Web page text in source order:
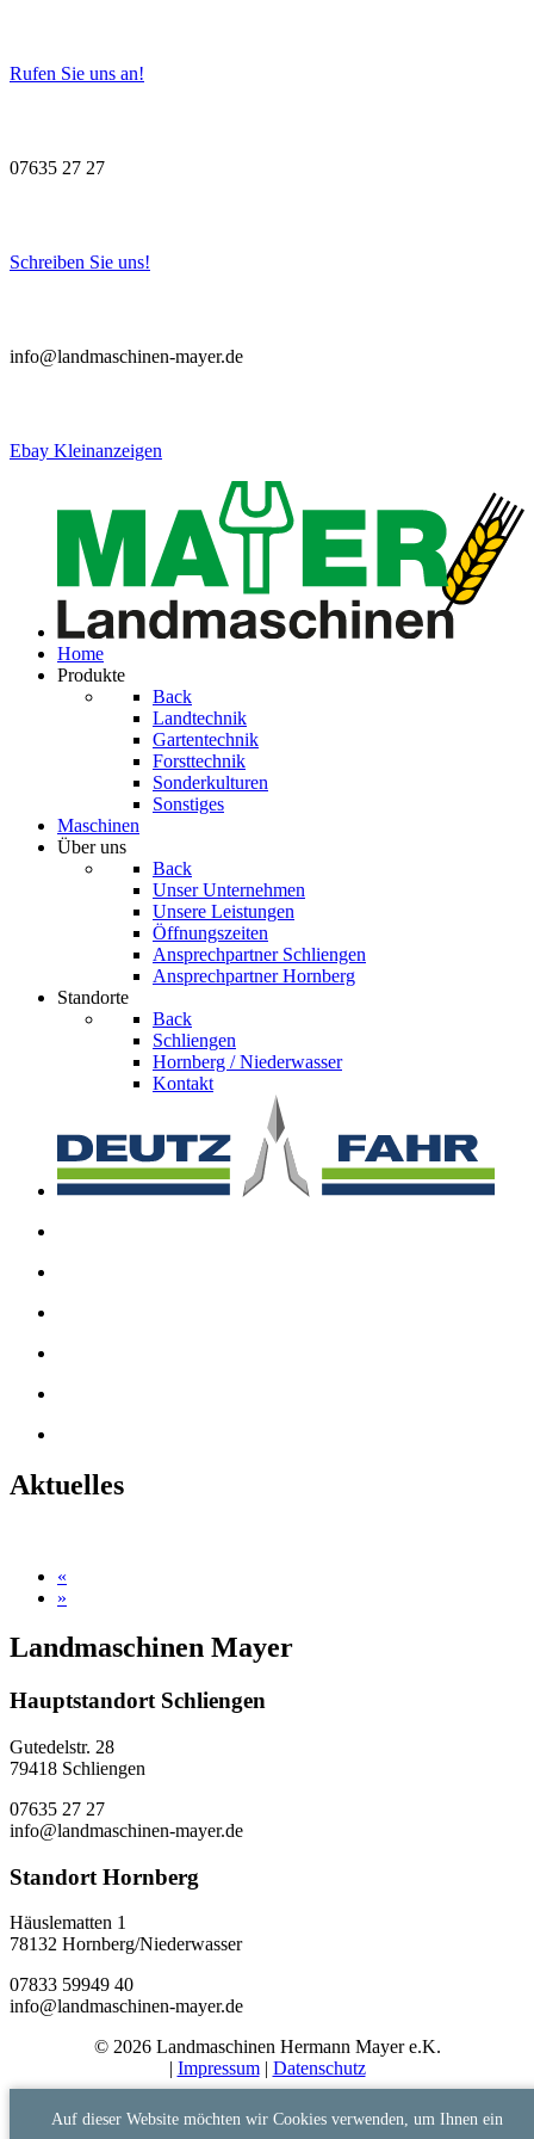
Rufen Sie uns an!
07635 27 27
Schreiben Sie uns!
info@landmaschinen-mayer.de
Ebay Kleinanzeigen
Home
Produkte
Back
Landtechnik
Gartentechnik
Forsttechnik
Sonderkulturen
Sonstiges
Maschinen
Über uns
Back
Unser Unternehmen
Unsere Leistungen
Öffnungszeiten
Ansprech­partner Schliengen
Ansprech­partner Hornberg
Standorte
Back
Schliengen
Hornberg / Niederwasser
Kontakt
Aktuelles
«
»
Landmaschinen Mayer
Hauptstandort Schliengen
Gutedelstr. 28
79418 Schliengen
07635 27 27
info@landmaschinen-mayer.de
Standort Hornberg
Häuslematten 1
78132 Hornberg/Niederwasser
07833 59949 40
info@landmaschinen-mayer.de
© 2026 Landmaschinen Hermann Mayer e.K.
Impressum| Datenschutz
Auf dieser Website möchten wir Cookies verwenden, um Ihnen ein